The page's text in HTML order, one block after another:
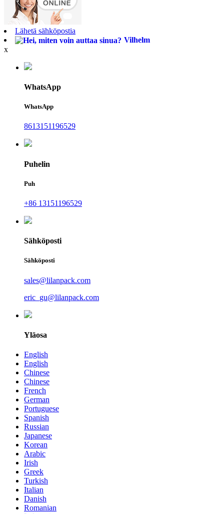
Lähetä sähköpostia
Vilhelm
x
WhatsApp
WhatsApp
8613151196529
Puhelin
Puh
+86 13151196529
Sähköposti
Sähköposti
sales@lilanpack.com
eric_gu@lilanpack.com
Yläosa
English
English
Chinese
Chinese
French
German
Portuguese
Spanish
Russian
Japanese
Korean
Arabic
Irish
Greek
Turkish
Italian
Danish
Romanian